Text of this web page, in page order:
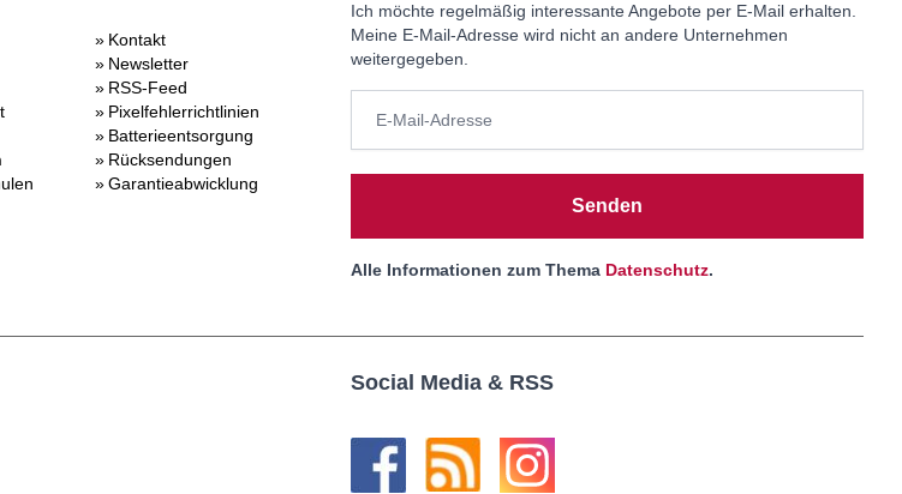
Kontakt
Newsletter
RSS-Feed
Pixelfehlerrichtlinien
Batterieentsorgung
Rücksendungen
Garantieabwicklung
Ich möchte regelmäßig interessante Angebote per E-Mail erhalten.
Meine E-Mail-Adresse wird nicht an andere Unternehmen
weitergegeben.
Senden
Alle Informationen zum Thema Datenschutz.
Social Media & RSS